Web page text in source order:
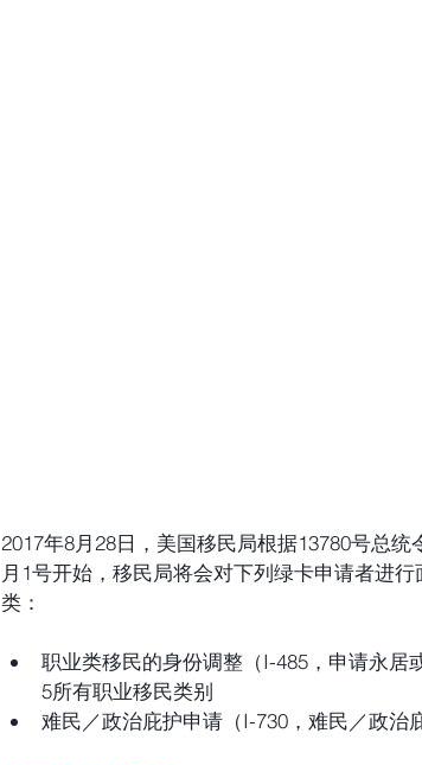
2017年8月28日，美国移民局根据13780号总
月1号开始，移民局将会对下列绿卡申请者进
类：
职业类移民的身份调整（I-485，申请永居
5所有职业移民类别
难民／政治庇护申请（I-730，难民／政治